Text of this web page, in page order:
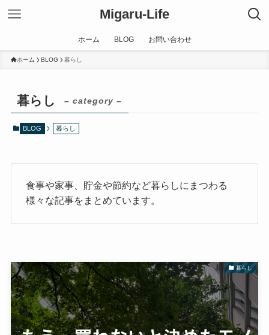
Migaru-Life
ホーム BLOG お問い合わせ
ホーム BLOG 暮らし
暮らし – category –
BLOG 暮らし
食事や家事、貯金や節約など暮らしにまつわる
様々な記事をまとめています。
暮らし